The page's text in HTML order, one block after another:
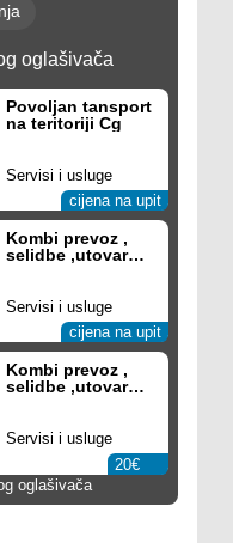
oglašivača
Povoljan tansport
na teritoriji Cg
Servisi i usluge
cijena na upit
Kombi prevoz ,
selidbe ,utovar
Servisi i usluge
cijena na upit
Kombi prevoz ,
selidbe ,utovar
Servisi i usluge
20€
oglašivača